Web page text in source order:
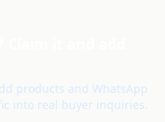
products and WhatsApp
into real buyer inquiries.